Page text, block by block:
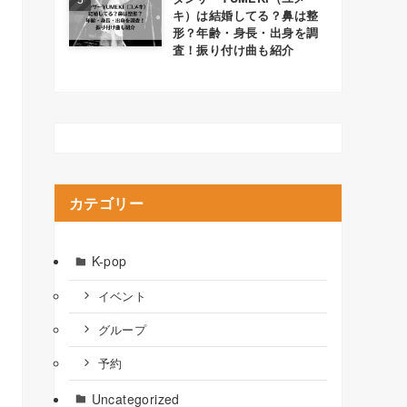
キ）は結婚してる？鼻は整
形？年齢・身長・出身を調
査！振り付け曲も紹介
カテゴリー
K-pop
イベント
グループ
予約
Uncategorized